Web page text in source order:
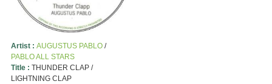
Artist : AUGUSTUS PABLO/
PABLO ALL STARS
Title : THUNDER CLAP /
LIGHTNING CLAP